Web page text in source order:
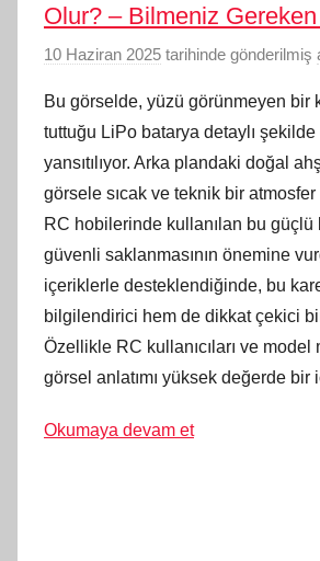
Olur? – Bilmeniz
10 Haziran 2025 tarihinde gönderilmiş
Bu görselde, yüzü görünmeyen bir
tuttuğu LiPo batarya detaylı
yansıtılıyor. Arka plandaki doğal
görsele sıcak ve teknik bir atmosfer
RC hobilerinde kullanılan bu güçlü
güvenli saklanmasının önemine
içeriklerle desteklendiğinde, bu
bilgilendirici hem de dikkat çekici
Özellikle RC kullanıcıları ve model
görsel anlatımı yüksek değerde bir
Okumaya devam et